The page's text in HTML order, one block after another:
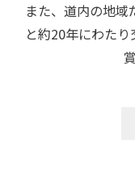
また、道内の地域
と約20年にわた